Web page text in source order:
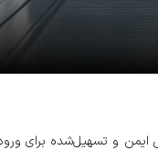
و تسهیل‌شده برای